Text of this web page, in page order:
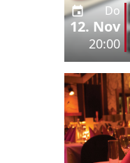
Do
12. Nov
20:00